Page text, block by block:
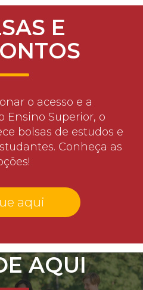
E
o acesso e a
Ensino Superior, o
bolsas de estudos e
Conheça as
aqui
AQUI